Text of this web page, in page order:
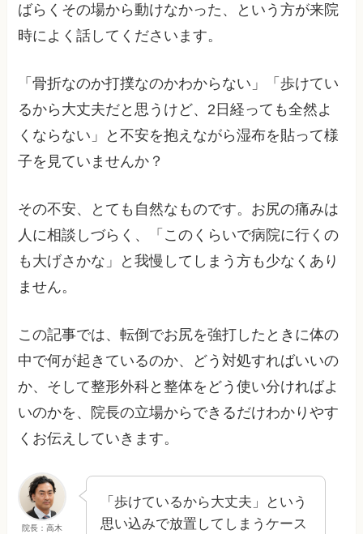
ばらくその場から動けなかった、という方が来院
時によく話してくださいます。
「骨折なのか打撲なのかわからない」「歩けてい
るから大丈夫だと思うけど、2日経っても全然よ
くならない」と不安を抱えながら湿布を貼って様
子を見ていませんか？
その不安、とても自然なものです。お尻の痛みは
人に相談しづらく、「このくらいで病院に行くの
も大げさかな」と我慢してしまう方も少なくあり
ません。
この記事では、転倒でお尻を強打したときに体の
中で何が起きているのか、どう対処すればいいの
か、そして整形外科と整体をどう使い分ければよ
いのかを、院長の立場からできるだけわかりやす
くお伝えしていきます。
院長：高木
「歩けているから大丈夫」という
思い込みで放置してしまうケース